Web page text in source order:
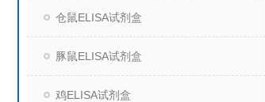
仓鼠ELISA试剂盒
豚鼠ELISA试剂盒
鸡ELISA试剂盒